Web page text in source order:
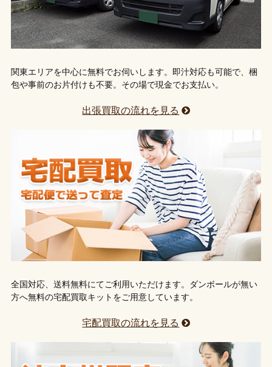
関東エリアを中心に無料でお伺いします。即汁対応も可能で、梱
包や事前のお片付けも不要。その場で現金でお支払い。
出張買取の流れを見る
全国対応、送料無料にてご利用いただけます。ダンボールが無い
方へ無料の宅配買取キットをご用意しています。
宅配買取の流れを見る